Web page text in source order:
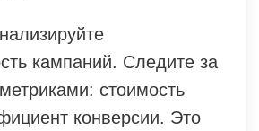
кампаний. Следите за
стоимость
конверсии. Это